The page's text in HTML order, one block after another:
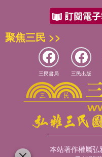
聚焦三民 >>
三民書局 三民出版
本站著作權屬弘